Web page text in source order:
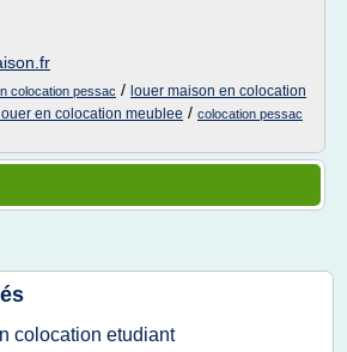
colocation pessac / louer maison en colocation
louer en colocation meublee / colocation pessac
colocation etudiant